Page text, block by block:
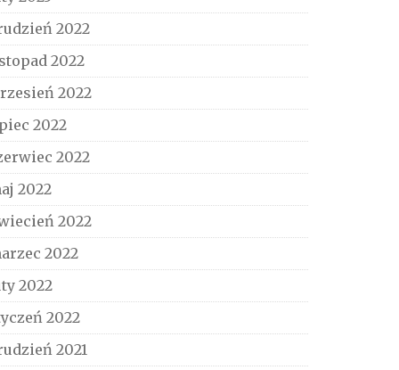
2022
2022
2022
2022
2022
2022
2022
2022
2022
2022
2021